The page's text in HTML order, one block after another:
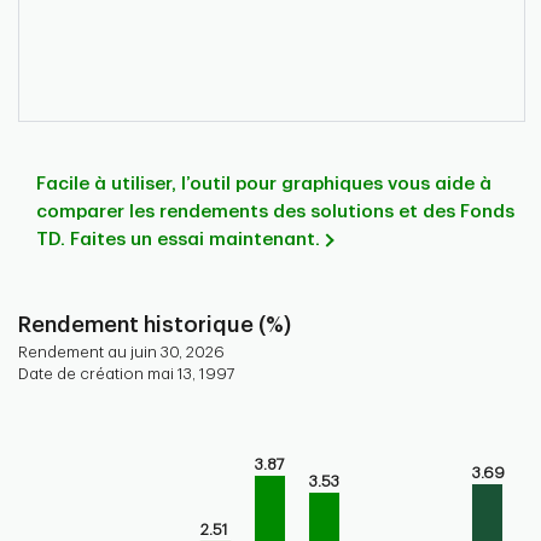
Facile à utiliser, l’outil pour graphiques vous aide à
comparer les rendements des solutions et des Fonds
TD. Faites un essai maintenant.
Rendement historique (%)
Rendement au juin 30, 2026
Date de création mai 13, 1997
Bar chart for historical performance of the fund
The chart has 1 Y axis displaying values. Range: 0 to 5.
2.51
3.87
3.53
3.69